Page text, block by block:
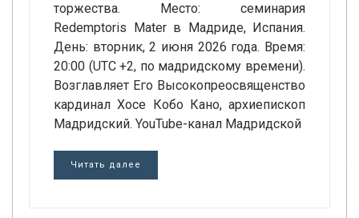
торжества. Место: семинария
Redemptoris Mater в Мадриде, Испания.
День: вторник, 2 июня 2026 года. Время:
20:00 (UTC +2, по мадридскому времени).
Возглавляет Его Высокопреосвященство
кардинал Хосе Кобо Кано, архиепископ
Мадридский. YouTube-канал Мадридской
Читать далее